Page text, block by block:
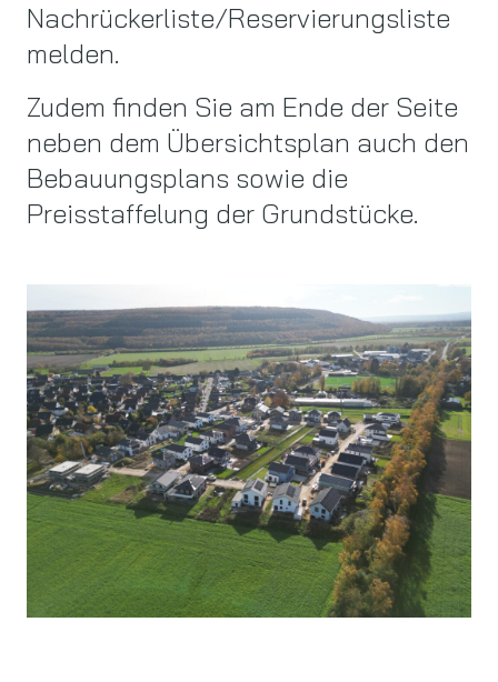
Nachrückerliste/Reservierungsliste
melden.
Zudem finden Sie am Ende der Seite
neben dem Übersichtsplan auch den
Bebauungsplans sowie die
Preisstaffelung der Grundstücke.